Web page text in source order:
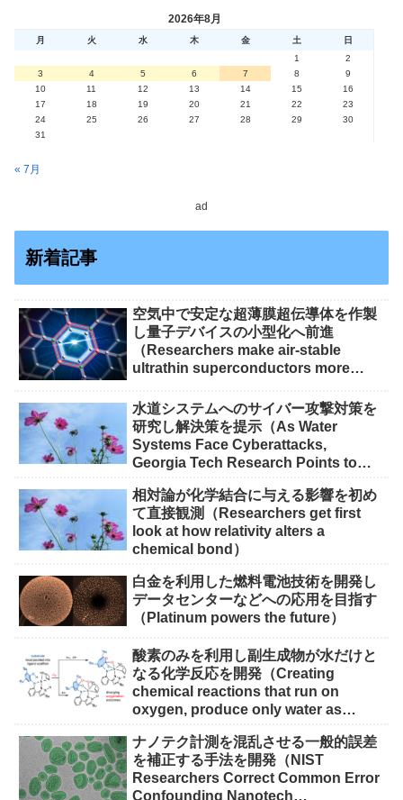
2026年8月
月 火 水 木 金 土
日
1
2
3
4 5 6 7 8
9
10
11 12 13 14 15
16
17
18 19 20 21 22
23
24
25 26 27 28 29
30
31
« 7月
ad
新着記事
空気中で安定な超薄膜超伝導体を作製
し量子デバイスの小型化へ前進
（Researchers make air-stable
ultrathin superconductors more
水道システムへのサイバー攻撃対策を
研究し解決策を提示（As Water
Systems Face Cyberattacks,
Georgia Tech Research Points to
相対論が化学結合に与える影響を初め
て直接観測（Researchers get first
look at how relativity alters a
chemical bond）
白金を利用した燃料電池技術を開発し
データセンターなどへの応用を目指す
（Platinum powers the future）
酸素のみを利用し副生成物が水だけと
なる化学反応を開発（Creating
chemical reactions that run on
oxygen, produce only water as
ナノテク計測を混乱させる一般的誤差
を補正する手法を開発（NIST
Researchers Correct Common Error
Confounding Nanotech